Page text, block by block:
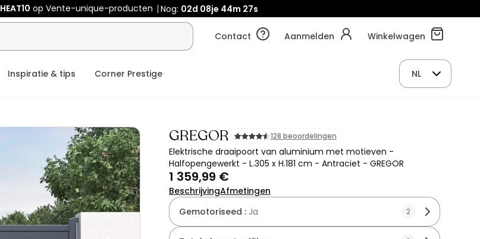
HEAT10 op Vente-unique-producten Nog: 02d 08je 44m 25s
Contact Aanmelden Winkelwagen
Inspiratie & tips Corner Prestige NL
GREGOR 128 beoordelingen
Elektrische draaipoort van aluminium met motieven -
Halfopengewerkt - L.305 x H.181 cm - Antraciet - GREGOR
1 359,99 €
BeschrijvingAfmetingen
Gemotoriseed : Ja 2